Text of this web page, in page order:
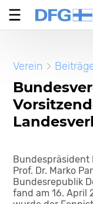
MoinMoi
Finnische Kultur
Verein
Bundespräsident
Prof. Dr. Marko
Bundesrepublik
fand am 16. April